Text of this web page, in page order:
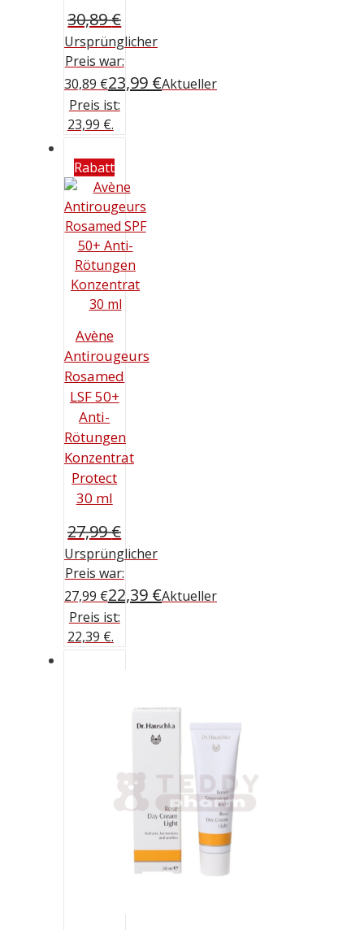
30,89€
Ursprünglicher
Preis war:
30,89 €23,99 €Aktueller
Preis ist:
23,99 €.
Rabatt
Avène
Antirougeurs
Rosamed
LSF 50+
Anti-
Rötungen
Konzentrat
Protect
30 ml
27,99€
Ursprünglicher
Preis war:
27,99 €22,39 €Aktueller
Preis ist:
22,39 €.